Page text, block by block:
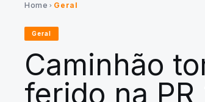
Home chevron_right Geral
Geral
Caminhão
ferido na